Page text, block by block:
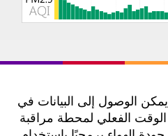
يمكن الوصول إلى البيانات في
الوقت الفعلي لمحطة مراقبة